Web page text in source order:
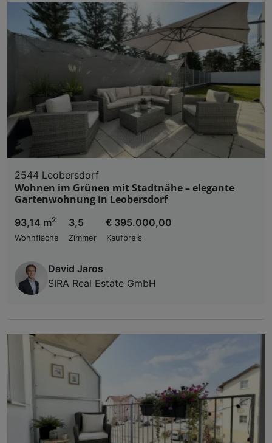
2544 Leobersdorf
Wohnen im Grünen mit Stadtnähe – elegante
Gartenwohnung in Leobersdorf
93,14 m2
Wohnfläche
3,5
Zimmer
€ 395.000,00
Kaufpreis
David Jaros
SIRA Real Estate GmbH